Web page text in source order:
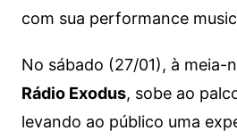
com sua performance
No sábado (27/01), à meia-
Rádio Exodus, sobe ao
levando ao público uma